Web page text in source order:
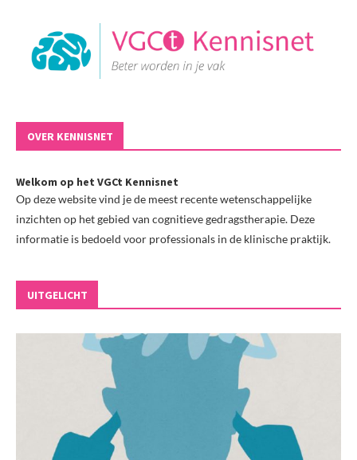
OVER KENNISNET
Welkom op het VGCt Kennisnet
Op deze website vind je de meest recente wetenschappelijke
inzichten op het gebied van cognitieve gedragstherapie. Deze
informatie is bedoeld voor professionals in de klinische praktijk.
UITGELICHT